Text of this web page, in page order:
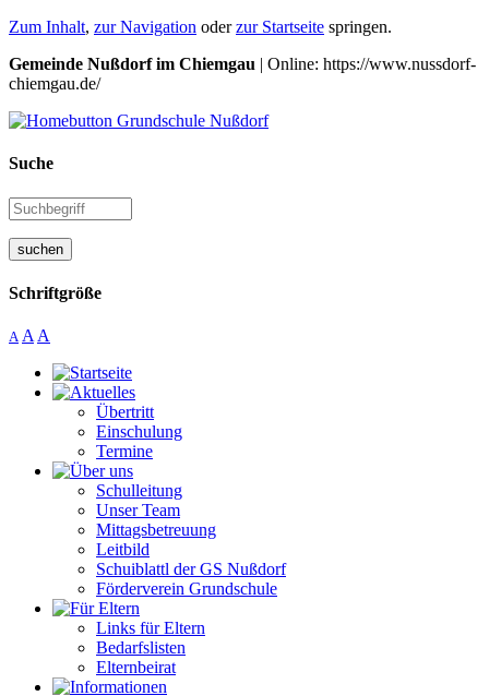
Zum Inhalt, zur Navigation oderzur Startseite springen.
Gemeinde Nußdorf im Chiemgau | Online: https://www.nussdorf-
chiemgau.de/
Suche
suchen
Schriftgröße
A A A
Übertritt
Einschulung
Termine
Schulleitung
Unser Team
Mittagsbetreuung
Leitbild
Schuiblattl der GS Nußdorf
Förderverein Grundschule
Links für Eltern
Bedarfslisten
Elternbeirat